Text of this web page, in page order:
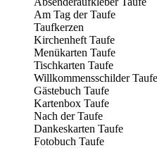
Am Tag der Taufe
Taufkerzen
Kirchenheft Taufe
Menükarten Taufe
Tischkarten Taufe
Willkommensschilder Taufe
Gästebuch Taufe
Kartenbox Taufe
Nach der Taufe
Dankeskarten Taufe
Fotobuch Taufe